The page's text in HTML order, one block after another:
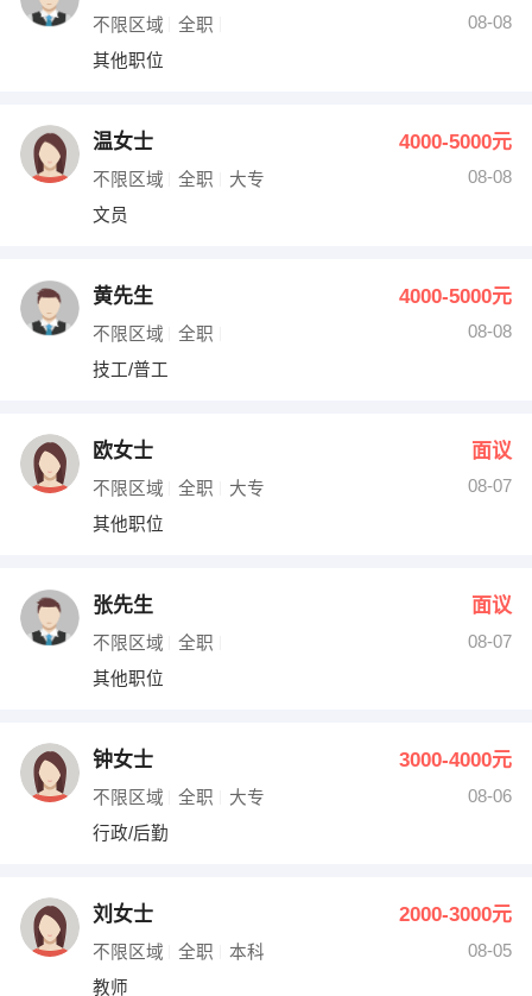
不限区域 全职
08-08
其他职位
温女士 4000-5000元
不限区域 全职 大专
08-08
文员
黄先生 4000-5000元
不限区域 全职
08-08
技工/普工
欧女士 面议
不限区域 全职 大专
08-07
其他职位
张先生 面议
不限区域 全职
08-07
其他职位
钟女士 3000-4000元
不限区域 全职 大专
08-06
行政/后勤
刘女士 2000-3000元
不限区域 全职 本科
08-05
教师